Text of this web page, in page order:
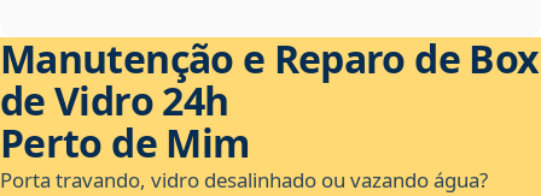
Manutenção e Reparo de Box
de Vidro 24h
Perto de Mim
Porta travando, vidro desalinhado ou vazando água?